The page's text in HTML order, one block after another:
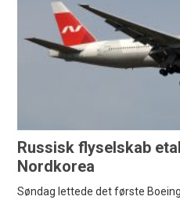
Russisk flyselskab
Nordkorea
Søndag lettede det første